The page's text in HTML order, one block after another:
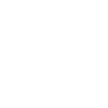
き作成されるも
1000ppm以下、
下、フタル酸ジブチ
) : 1000ppm、
要な手段を講じ
これらの製造装